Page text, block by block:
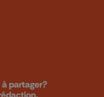
partager?